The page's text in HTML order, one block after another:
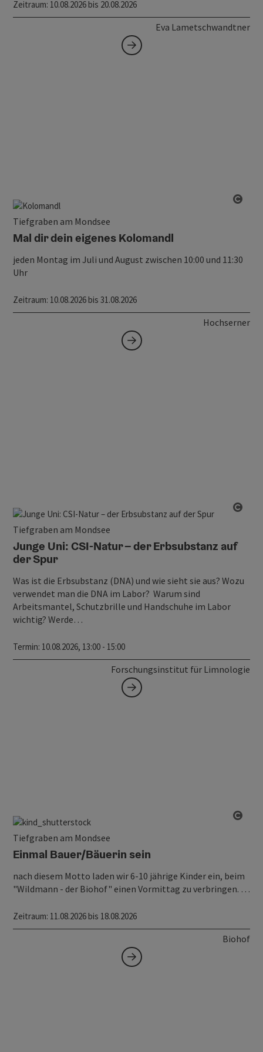
Zeitraum: 10.08.2026 bis 20.08.2026
Eva Lametschwandtner
Tiefgraben am Mondsee
Mal dir dein eigenes Kolomandl
jeden Montag im Juli und August zwischen 10:00 und 11:30
Uhr
Zeitraum: 10.08.2026 bis 31.08.2026
Hochserner
Tiefgraben am Mondsee
Junge Uni: CSI-Natur – der Erbsubstanz auf
der Spur
Was ist die Erbsubstanz (DNA) und wie sieht sie aus? Wozu
verwendet man die DNA im Labor? Warum sind
Arbeitsmantel, Schutzbrille und Handschuhe im Labor
wichtig? Werde…
Termin: 10.08.2026, 13:00 - 15:00
Forschungsinstitut für Limnologie
Tiefgraben am Mondsee
Einmal Bauer/Bäuerin sein
nach diesem Motto laden wir 6-10 jährige Kinder ein, beim
"Wildmann - der Biohof" einen Vormittag zu verbringen. …
Zeitraum: 11.08.2026 bis 18.08.2026
Biohof